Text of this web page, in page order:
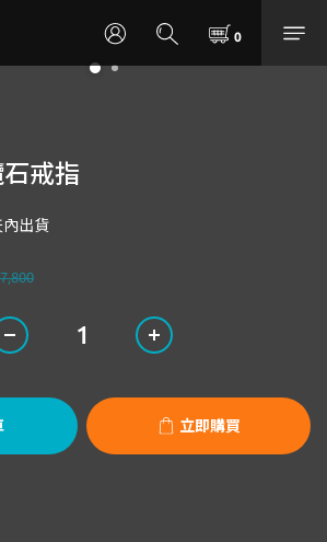
戒指
出貨
立即購買